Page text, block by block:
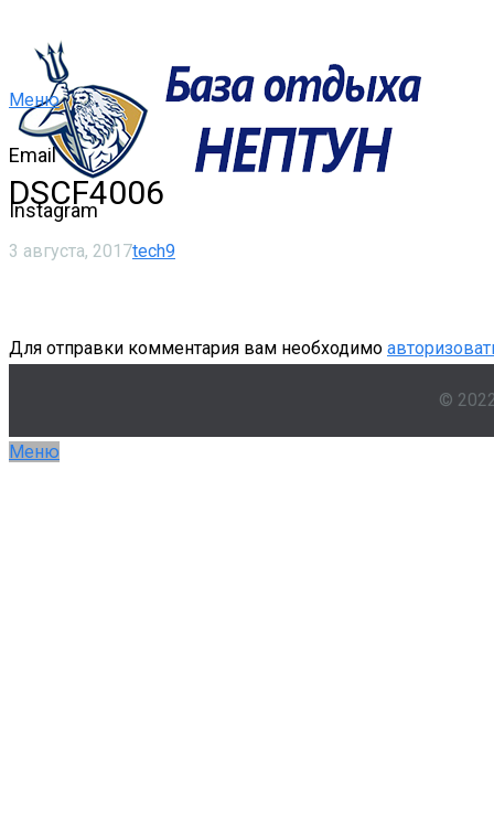
Меню
Email
Instagram
DSCF4006
3 августа, 2017tech9
Для отправки комментария вам необходимо
©
Меню